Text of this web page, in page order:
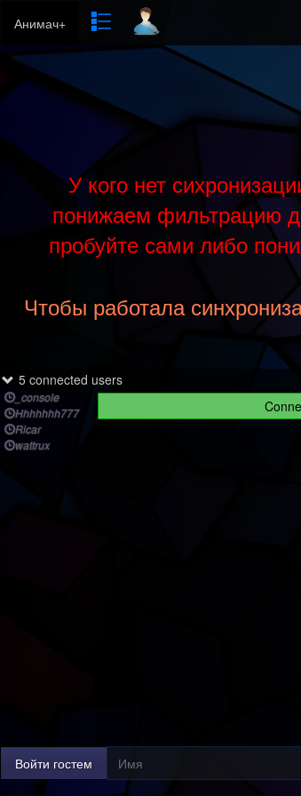
У кого нет
понижаем фильтрацию
пробуйте сами либо
Чтобы работала
5 connected users
_console
Hhhhhhh777
Ricar
wattrux
Войти гостем